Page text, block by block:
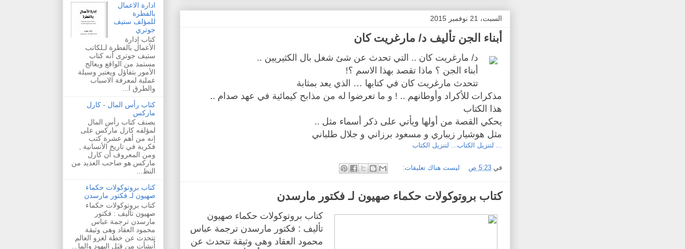
السبت، 21 نوفمبر 2015
أبناء الجن تأليف د/ مارغريت كان
د/ مارغريت كان .. التي تحدث عن شئ شغل بال الكثيريين ..
أبناء الجن ؟ ماذا تقصد بهذا الاسم ؟!
تتحدث مارغريت كان في كتابها … الذي يعد بمثابة
مذكرات للأكراد وأوطانهم .. ! و ما تعرضوا له من مذابح كيمائية في عهد صدام ..
هذا الكتاب
يحكي القصة من أولها ويأتي على ذكر أسماء مثل ..
مثل هوشيار زيباري و مسعود برزاني و جلال طلباني
... لتنزيل الكتاب... لتنزيل الكتاب
في 5:23 ص ليست هناك تعليقات:
كتاب بروتوكولات حكماء صهيون لـ فكتور مارسدن
كتاب بروتوكولات حكماء صهيون
تأليف : فكتور مارسدن ترجمة عباس
محمود العقاد وهى وثيقة تتحدث عن
ادارة الاعمال
بالفطرة
للمؤلف ستيف
جوتري
كتاب إدارة
الأعمال بالفطرة لـلكاتب
ستيف جوترى أنه كتاب
مستمد من الواقع ويعالج
الأمور بتفاؤل ويعتبر وسيلة
عملية لمعرفة الاسباب
والطرق ا...
كتاب رأس المال - كارل
ماركس
يصنف كتاب رأس المال
لمؤلفه كارل ماركس على
إنه من أهم عشرة كتب
فكرية في تاريخ الأنسانية ,
ومن المعروف أن كارل
ماركس هو صاحب العديد من
النظ...
كتاب بروتوكولات حكماء
صهيون لـ فكتور مارسدن
كتاب بروتوكولات حكماء
صهيون تأليف : فكتور
مارسدن ترجمة عباس
محمود العقاد وهى وثيقة
تتحدث عن خطة لغزو العالم
اُنشِأت من قِبَل اليهود والما...